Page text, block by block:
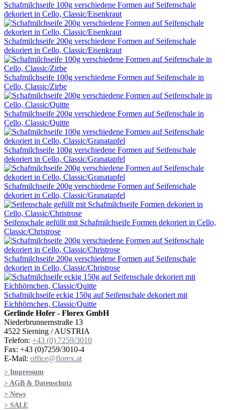
Schafmilchseife 100g verschiedene Formen auf Seifenschale
dekoriert in Cello, Classic/Eisenkraut
Schafmilchseife 200g verschiedene Formen auf Seifenschale
dekoriert in Cello, Classic/Eisenkraut
Schafmilchseife 100g verschiedene Formen auf Seifenschale in
Cello, Classic/Zirbe
Schafmilchseife 200g verschiedene Formen auf Seifenschale in
Cello, Classic/Quitte
Schafmilchseife 100g verschiedene Formen auf Seifenschale
dekoriert in Cello, Classic/Granatapfel
Schafmilchseife 200g verschiedene Formen auf Seifenschale
dekoriert in Cello, Classic/Granatapfel
Seifenschale gefüllt mit Schafmilchseife Formen dekoriert in Cello,
Classic/Christrose
Schafmilchseife 200g verschiedene Formen auf Seifenschale
dekoriert in Cello, Classic/Christrose
Schafmilchseife eckig 150g auf Seifenschale dekoriert mit
Eichhörnchen, Classic/Quitte
Gerlinde Hofer - Florex GmbH
Niederbrunnernstraße 13
4522 Sierning / AUSTRIA
Telefon: +43 (0) 7259/3010
Fax: +43 (0)7259/3010-4
E-Mail: office@florex.at
> Impressum
> AGB & Datenschutz
> News
> SALE